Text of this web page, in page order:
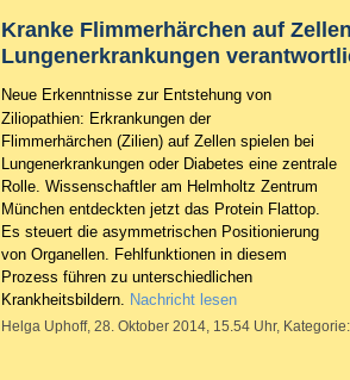
Kranke Flimmerhärchen auf
Lungenerkrankungen
Neue Erkenntnisse zur Entstehung von
Ziliopathien: Erkrankungen der
Flimmerhärchen (Zilien) auf Zellen spielen bei
Lungenerkrankungen oder Diabetes eine zentrale
Rolle. Wissenschaftler am Helmholtz Zentrum
München entdeckten jetzt das Protein Flattop.
Es steuert die asymmetrischen Positionierung
von Organellen. Fehlfunktionen in diesem
Prozess führen zu unterschiedlichen
Krankheitsbildern. Nachricht lesen
Helga Uphoff, 28. Oktober 2014, 15.54 Uhr,